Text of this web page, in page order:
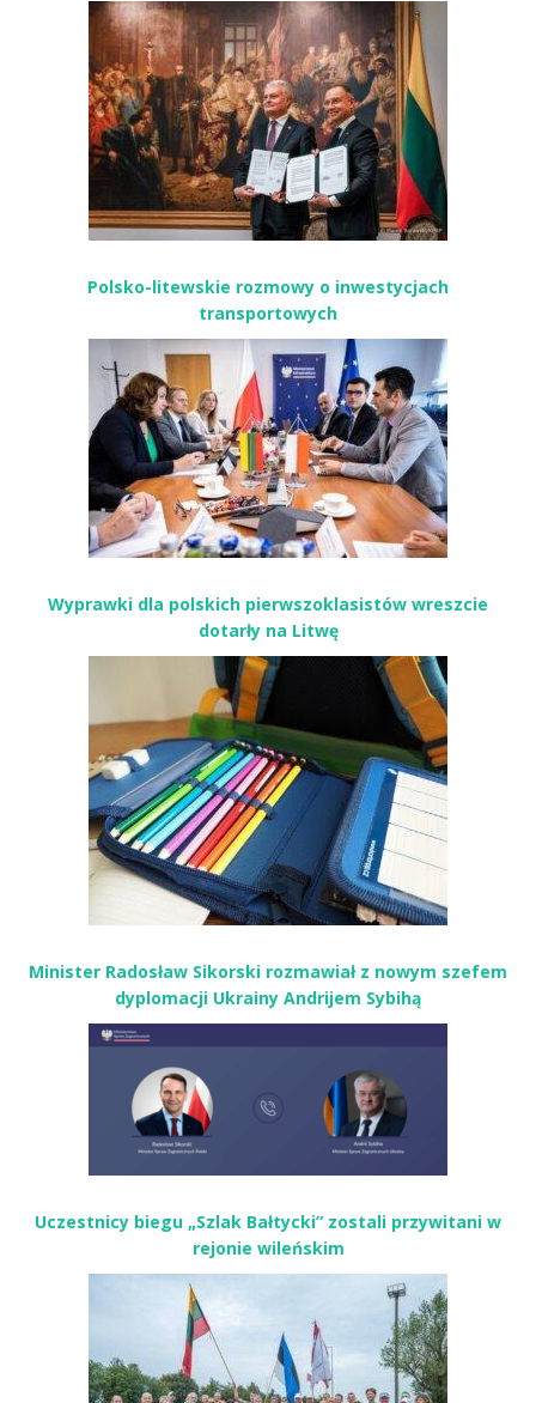
Polsko-litewskie rozmowy o inwestycjach
transportowych
Wyprawki dla polskich pierwszoklasistów wreszcie
dotarły na Litwę
Minister Radosław Sikorski rozmawiał z nowym szefem
dyplomacji Ukrainy Andrijem Sybihą
Uczestnicy biegu „Szlak Bałtycki” zostali przywitani w
rejonie wileńskim